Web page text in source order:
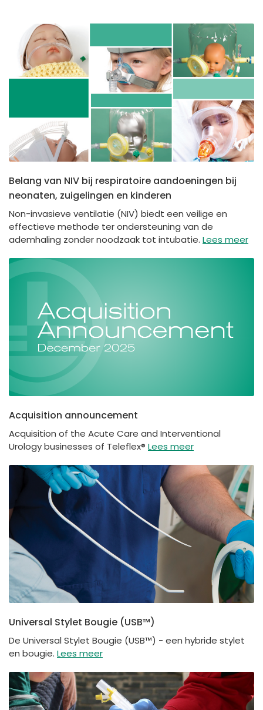
Belang van NIV bij respiratoire aandoeningen bij
neonaten, zuigelingen en kinderen
Non-invasieve ventilatie (NIV) biedt een veilige en
effectieve methode ter ondersteuning van de
ademhaling zonder noodzaak tot intubatie. Lees meer
Acquisition announcement
Acquisition of the Acute Care and Interventional
Urology businesses of Teleflex® Lees meer
Universal Stylet Bougie (USB™)
De Universal Stylet Bougie (USB™) - een hybride stylet
en bougie. Lees meer